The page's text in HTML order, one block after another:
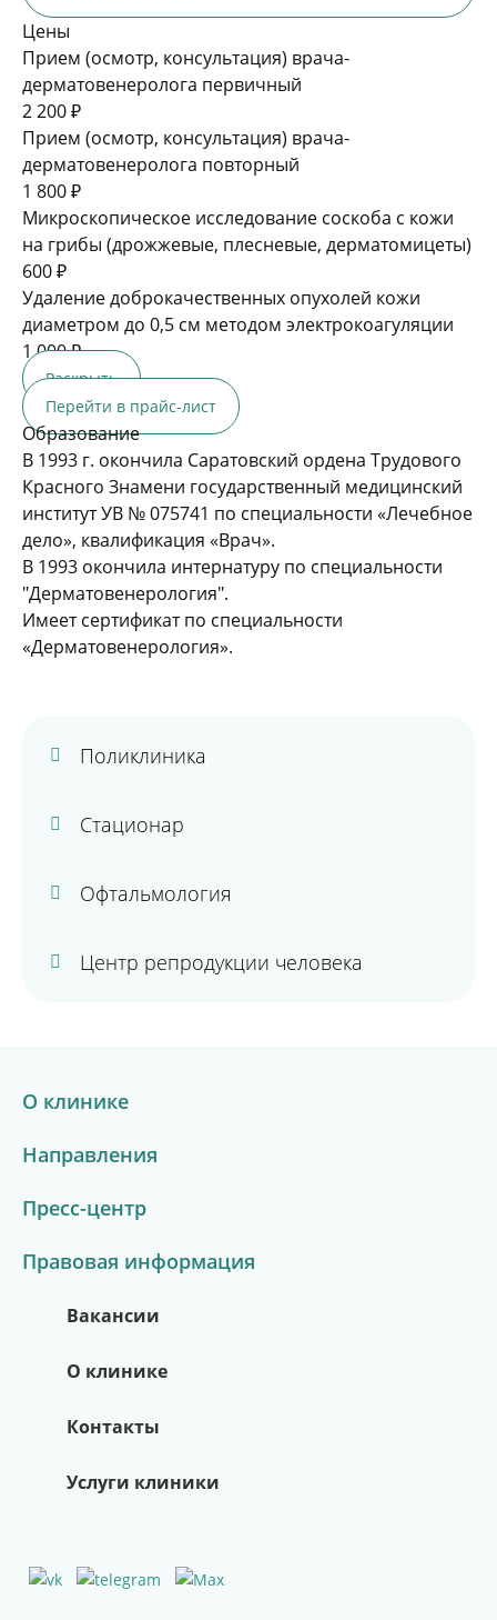
Цены
Прием (осмотр, консультация) врача-
дерматовенеролога первичный
2 200 ₽
Прием (осмотр, консультация) врача-
дерматовенеролога повторный
1 800 ₽
Микроскопическое исследование соскоба с кожи
на грибы (дрожжевые, плесневые, дерматомицеты)
600 ₽
Удаление доброкачественных опухолей кожи
диаметром до 0,5 см методом электрокоагуляции
1 000 ₽
Раскрыть
Перейти в прайс-лист
Образование
В 1993 г. окончила Саратовский ордена Трудового
Красного Знамени государственный медицинский
институт УВ № 075741 по специальности «Лечебное
дело», квалификация «Врач».
В 1993 окончила интернатуру по специальности
"Дерматовенерология".
Имеет сертификат по специальности
«Дерматовенерология».
Поликлиника
Стационар
Офтальмология
Центр репродукции человека
О клинике
Направления
Пресс-центр
Правовая информация
Вакансии
О клинике
Контакты
Услуги клиники